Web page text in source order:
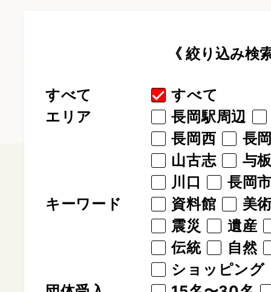
《 絞り込み検
すべて
すべて
エリア
長岡駅周辺
長岡西
長
山古志
与
川口
長岡
キーワード
資料館
美
震災
遺産
伝統
自然
ショッピング